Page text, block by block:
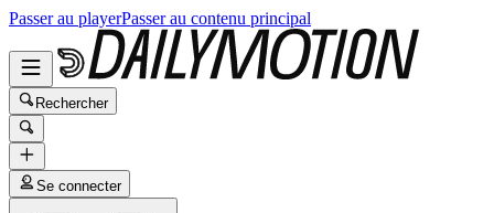
Passer au playerPasser au contenu principal
Rechercher
Se connecter